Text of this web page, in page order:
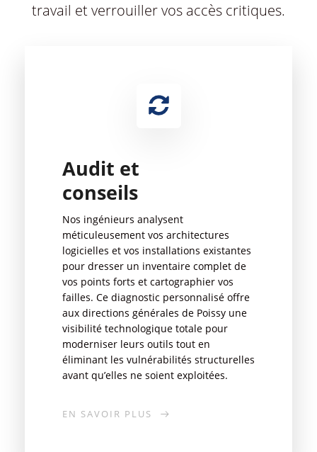
travail et verrouiller vos accès critiques.
Audit et
conseils
Nos ingénieurs analysent
méticuleusement vos architectures
logicielles et vos installations existantes
pour dresser un inventaire complet de
vos points forts et cartographier vos
failles. Ce diagnostic personnalisé offre
aux directions générales de Poissy une
visibilité technologique totale pour
moderniser leurs outils tout en
éliminant les vulnérabilités structurelles
avant qu’elles ne soient exploitées.
EN SAVOIR PLUS